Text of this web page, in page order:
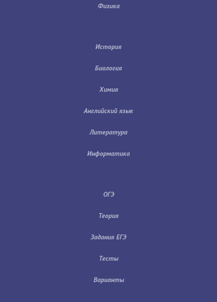
Физика
История
Биология
Химия
Английский язык
Литература
Информатика
ОГЭ
Теория
Задания ЕГЭ
Тесты
Варианты